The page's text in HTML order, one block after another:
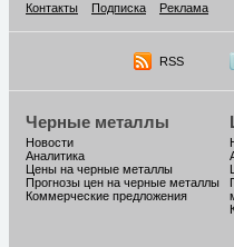
Контакты
Подписка Реклама
RSS
Черные металлы
Новости
Аналитика
Цены на черные металлы
Прогнозы цен на черные металлы
Коммерческие предложения